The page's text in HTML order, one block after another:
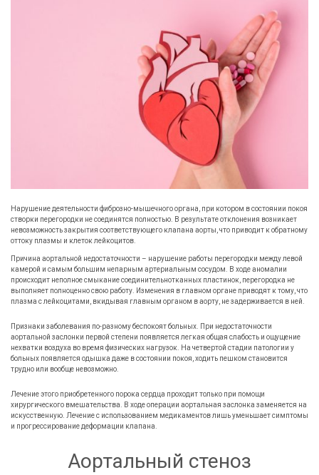
Нарушение деятельности фиброзно-мышечного органа, при котором в состоянии покоя
створки перегородки не соединятся полностью. В результате отклонения возникает
невозможность закрытия соответствующего клапана аорты, что приводит к обратному
оттоку плазмы и клеток лейкоцитов.
Причина аортальной недостаточности – нарушение работы перегородки между левой
камерой и самым большим непарным артериальным сосудом. В ходе аномалии
происходит неполное смыкание соединительнотканных пластинок, перегородка не
выполняет полноценно свою работу. Изменения в главном органе приводят к тому, что
плазма с лейкоцитами, вкидывая главным органом в аорту, не задерживается в ней.
Признаки заболевания по-разному беспокоят больных. При недостаточности
аортальной заслонки первой степени появляется легкая общая слабость и ощущение
нехватки воздуха во время физических нагрузок. На четвертой стадии патологии у
больных появляется одышка даже в состоянии покоя, ходить пешком становится
трудно или вообще невозможно.
Лечение этого приобретенного порока сердца проходит только при помощи
хирургического вмешательства. В ходе операции аортальная заслонка заменяется на
искусственную. Лечение с использованием медикаментов лишь уменьшает симптомы
и прогрессирование деформации клапана.
Аортальный стеноз